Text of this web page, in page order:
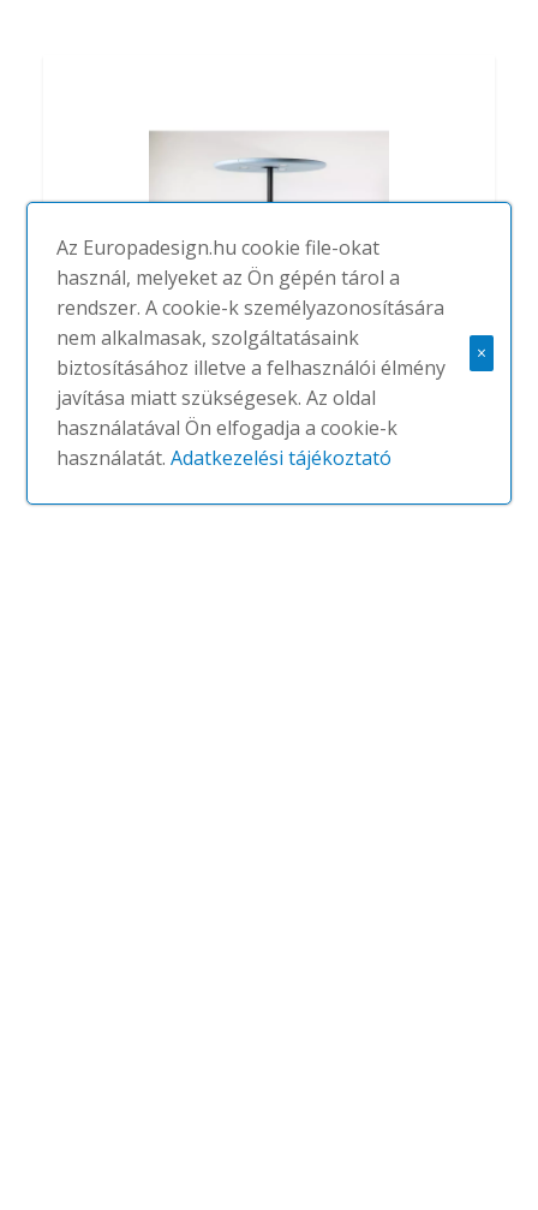
BuzziBrella
BUZZISPACE
Az Europadesign.hu cookie file-okat
használ, melyeket az Ön gépén tárol a
rendszer. A cookie-k személyazonosítására
nem alkalmasak, szolgáltatásaink
biztosításához illetve a felhasználói élmény
javítása miatt szükségesek. Az oldal
használatával Ön elfogadja a cookie-k
használatát.Adatkezelési tájékoztató
×